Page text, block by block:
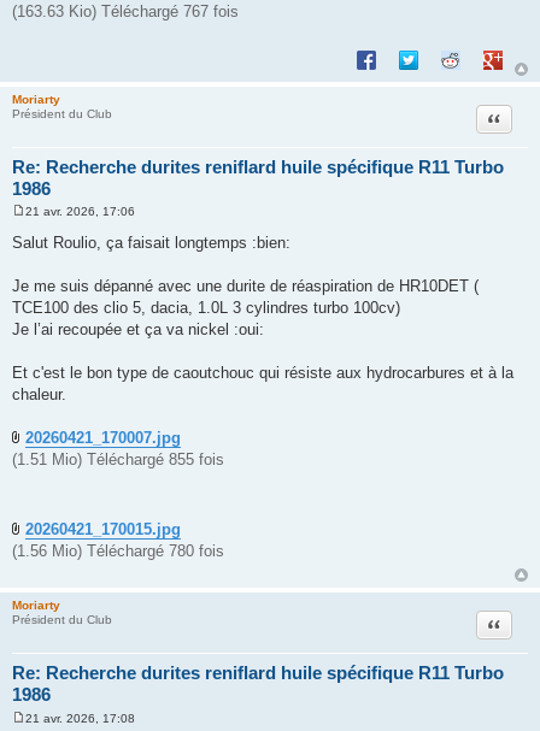
(163.63 Kio) Téléchargé 767 fois
Partager sur Facebook
Partager sur Twitter
Partager sur
Moriarty
Président du Club
Re: Recherche durites reniflard huile spécifique R11 Turbo
1986
Citation
e
s
g
e
21 avr. 2026, 17:06
Salut Roulio, ça faisait longtemps :bien:
Je me suis dépanné avec une durite de réaspiration de HR10DET (
TCE100 des clio 5, dacia, 1.0L 3 cylindres turbo 100cv)
Je l’ai recoupée et ça va nickel :oui:
Et c'est le bon type de caoutchouc qui résiste aux hydrocarbures et à la
chaleur.
20260421_170007.jpg
(1.51 Mio) Téléchargé 855 fois
20260421_170015.jpg
(1.56 Mio) Téléchargé 780 fois
Moriarty
Président du Club
Re: Recherche durites reniflard huile spécifique R11 Turbo
1986
Citation
21 avr. 2026, 17:08